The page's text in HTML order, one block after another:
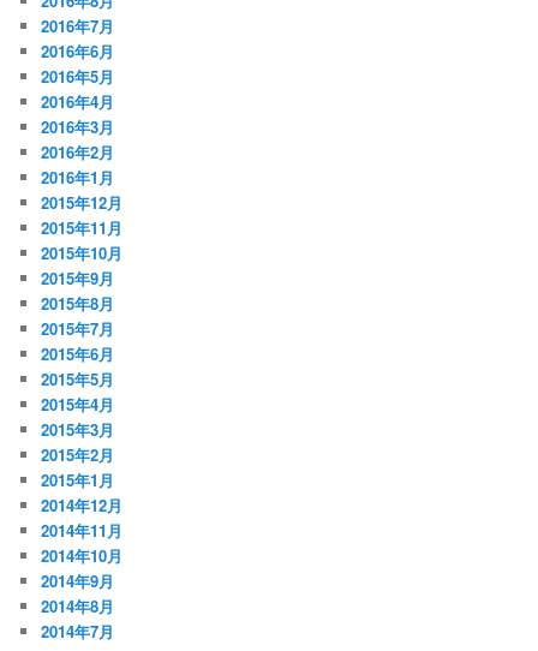
2016年7月
2016年6月
2016年5月
2016年4月
2016年3月
2016年2月
2016年1月
2015年12月
2015年11月
2015年10月
2015年9月
2015年8月
2015年7月
2015年6月
2015年5月
2015年4月
2015年3月
2015年2月
2015年1月
2014年12月
2014年11月
2014年10月
2014年9月
2014年8月
2014年7月